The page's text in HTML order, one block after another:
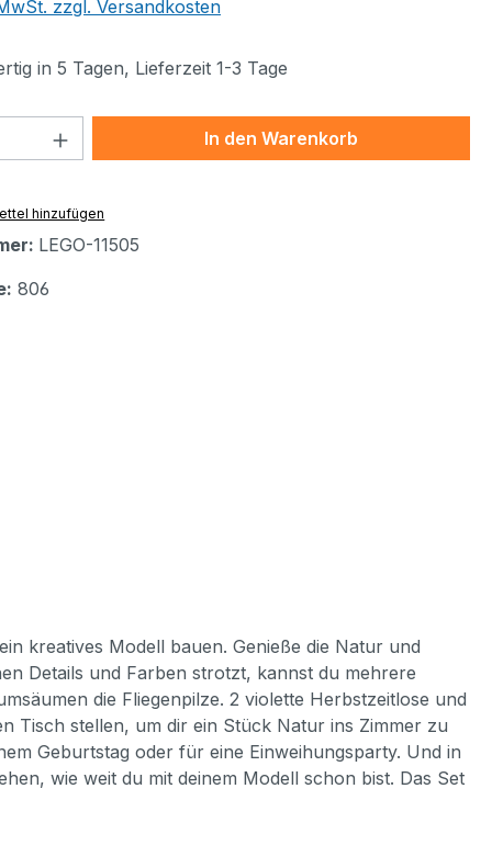
zzgl. Versandkosten
in 5 Tagen, Lieferzeit 1-3 Tage
Anzahl: Gib den gewünschten Wert
In den Warenkorb
hinzufügen
LEGO-11505
806
kreatives Modell bauen. Genieße die Natur und
Details und Farben strotzt, kannst du mehrere
die Fliegenpilze. 2 violette Herbstzeitlose und
Tisch stellen, um dir ein Stück Natur ins Zimmer zu
Geburtstag oder für eine Einweihungsparty. Und in
wie weit du mit deinem Modell schon bist. Das Set